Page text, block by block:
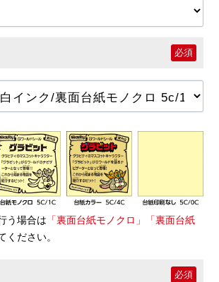
必須
う場合は 「裏面台紙モノクロ」「裏面台紙
ください。
必須